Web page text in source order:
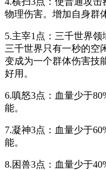
物理伤害。增加自身群
5.主宰1点：三千世界
三千世界只有一秒的空
变成为一个群体伤害技
好用。
6.嗔怒3点：血量少于
能。
7.凝神3点：血量少于
能。
8.困兽3点：血量少于